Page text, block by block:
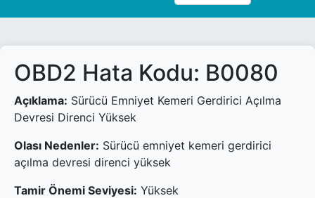
OBD2 Hata Kodu: B0080
Açıklama: Sürücü Emniyet Kemeri Gerdirici Açılma
Devresi Direnci Yüksek
Olası Nedenler: Sürücü emniyet kemeri gerdirici
açılma devresi direnci yüksek
Tamir Önemi Seviyesi: Yüksek